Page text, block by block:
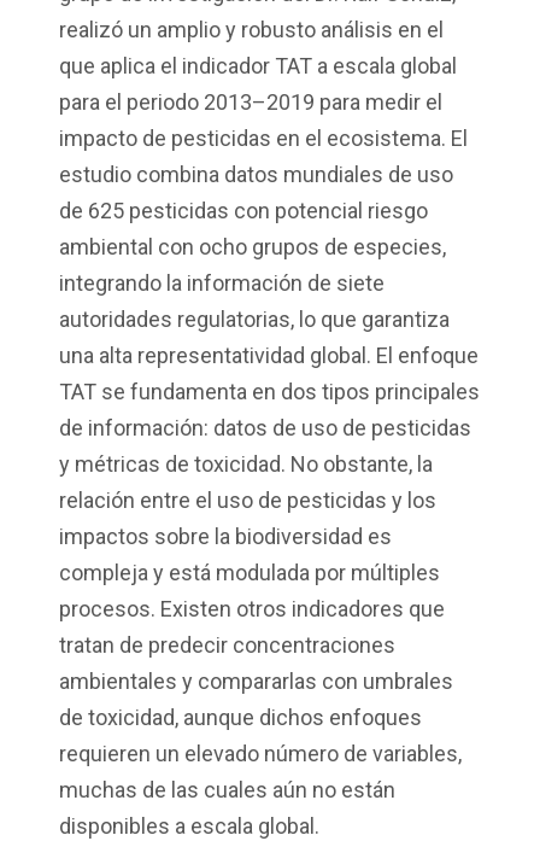
realizó un amplio y robusto análisis en el
que aplica el indicador TAT a escala global
para el periodo 2013–2019 para medir el
impacto de pesticidas en el ecosistema. El
estudio combina datos mundiales de uso
de 625 pesticidas con potencial riesgo
ambiental con ocho grupos de especies,
integrando la información de siete
autoridades regulatorias, lo que garantiza
una alta representatividad global. El enfoque
TAT se fundamenta en dos tipos principales
de información: datos de uso de pesticidas
y métricas de toxicidad. No obstante, la
relación entre el uso de pesticidas y los
impactos sobre la biodiversidad es
compleja y está modulada por múltiples
procesos. Existen otros indicadores que
tratan de predecir concentraciones
ambientales y compararlas con umbrales
de toxicidad, aunque dichos enfoques
requieren un elevado número de variables,
muchas de las cuales aún no están
disponibles a escala global.